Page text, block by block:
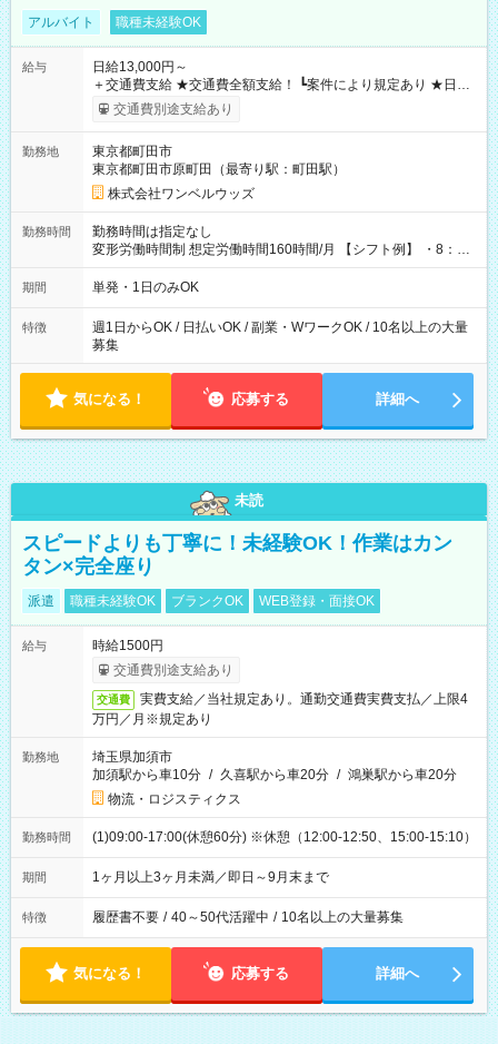
アルバイト 職種未経験OK
給与
日給13,000円～
＋交通費支給 ★交通費全額支給！ ┗案件により規定あり ★日払
いOK！（規定あり） ┗働いたその日に現金GET♪ お仕事後はコ
ンビニATMから 日払い分を引き落とせます！ 【試用期間】試
交通費別途支給あり
勤務地
東京都町田市
東京都町田市原町田（最寄り駅：町田駅）
株式会社ワンベルウッズ
勤務時間
勤務時間は指定なし
変形労働時間制 想定労働時間160時間/月 【シフト例】 ・8：00
～21：00
期間 単発・1日のみOK
特徴
週1日からOK / 日払いOK / 副業・WワークOK / 10名以上の大量
募集
気になる！ 応募する 詳細へ
未読
スピードよりも丁寧に！未経験OK！作業はカン
タン×完全座り
派遣 職種未経験OK ブランクOK WEB登録・面接OK
給与
時給1500円
交通費別途支給あり
交通費
実費支給／当社規定あり。通勤交通費実費支払／上限4
万円／月※規定あり
勤務地
埼玉県加須市
加須駅から車10分 / 久喜駅から車20分 / 鴻巣駅から車20分
物流・ロジスティクス
勤務時間 (1)09:00-17:00(休憩60分) ※休憩（12:00-12:50、15:00-15:10）
期間 1ヶ月以上3ヶ月未満／即日～9月末まで
特徴 履歴書不要 / 40～50代活躍中 / 10名以上の大量募集
気になる！ 応募する 詳細へ